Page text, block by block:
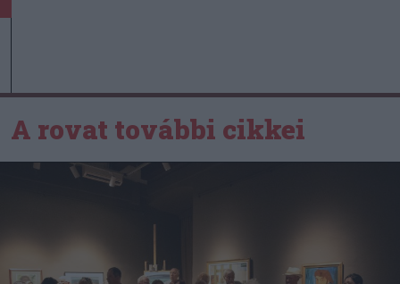
A rovat további cikkei